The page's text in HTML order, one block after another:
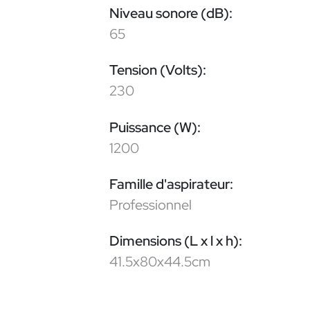
Niveau sonore (dB):
65
Tension (Volts):
230
Puissance (W):
1200
Famille d'aspirateur:
Professionnel
Dimensions (L x l x h):
41.5x80x44.5cm